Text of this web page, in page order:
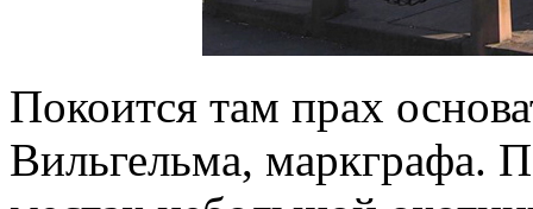
Покоится там прах
Вильгельма, маркграфа.